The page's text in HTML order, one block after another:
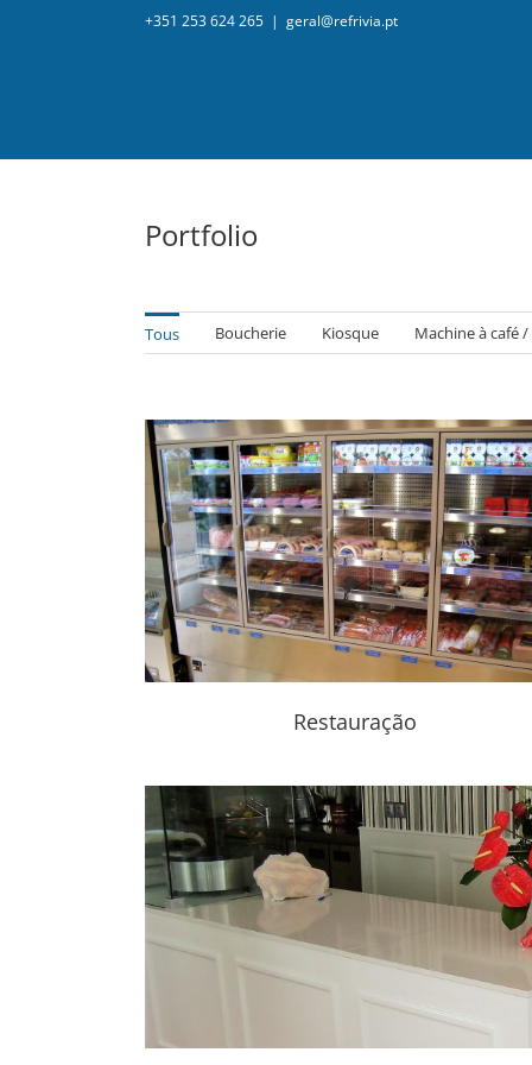
+351 253 624 265 | geral@refrivia.pt
Portfolio
Tous Boucherie Kiosque Machine à café
Restauração
Retaurantes